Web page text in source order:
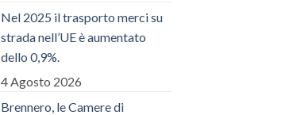
Nel 2025 il trasporto merci su
strada nell’UE è aumentato
dello 0,9%.
4 Agosto 2026
Brennero, le Camere di